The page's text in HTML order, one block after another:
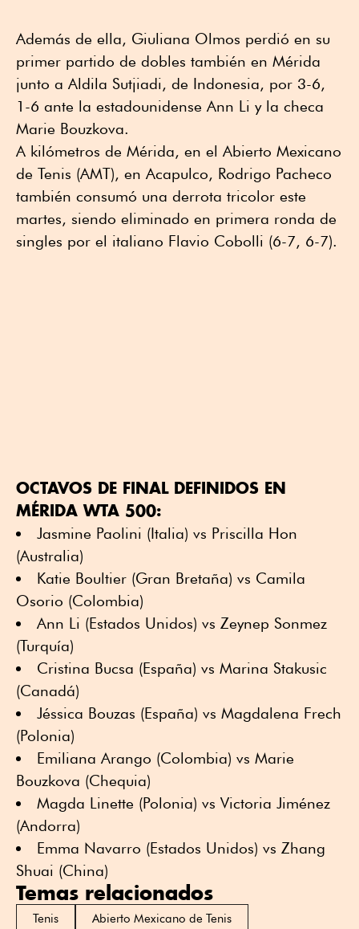
Además de ella, Giuliana Olmos perdió en su
primer partido de dobles también en Mérida
junto a Aldila Sutjiadi, de Indonesia, por 3-6,
1-6 ante la estadounidense Ann Li y la checa
Marie Bouzkova.
A kilómetros de Mérida, en el Abierto Mexicano
de Tenis (AMT), en Acapulco, Rodrigo Pacheco
también consumó una derrota tricolor este
martes, siendo eliminado en primera ronda de
singles por el italiano Flavio Cobolli (6-7, 6-7).
OCTAVOS DE FINAL DEFINIDOS EN
MÉRIDA WTA 500:
Jasmine Paolini (Italia) vs Priscilla Hon
(Australia)
Katie Boultier (Gran Bretaña) vs Camila
Osorio (Colombia)
Ann Li (Estados Unidos) vs Zeynep Sonmez
(Turquía)
Cristina Bucsa (España) vs Marina Stakusic
(Canadá)
Jéssica Bouzas (España) vs Magdalena Frech
(Polonia)
Emiliana Arango (Colombia) vs Marie
Bouzkova (Chequia)
Magda Linette (Polonia) vs Victoria Jiménez
(Andorra)
Emma Navarro (Estados Unidos) vs Zhang
Shuai (China)
Temas relacionados
Tenis Abierto Mexicano de Tenis